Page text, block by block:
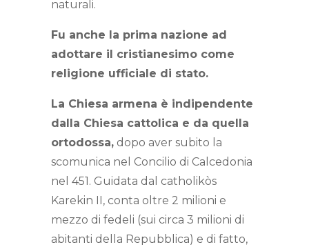
naturali.
Fu anche la prima nazione ad
adottare il cristianesimo come
religione ufficiale di stato.
La Chiesa armena è indipendente
dalla Chiesa cattolica e da quella
ortodossa, dopo aver subito la
scomunica nel Concilio di Calcedonia
nel 451. Guidata dal catholikòs
Karekin II, conta oltre 2 milioni e
mezzo di fedeli (sui circa 3 milioni di
abitanti della Repubblica) e di fatto,